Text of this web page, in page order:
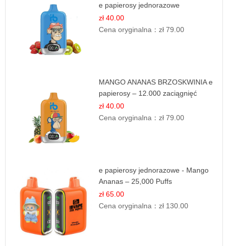
e papierosy jednorazowe
zł 40.00
Cena oryginalna：zł 79.00
MANGO ANANAS BRZOSKWINIA e
papierosy – 12.000 zaciągnięć
zł 40.00
Cena oryginalna：zł 79.00
e papierosy jednorazowe - Mango
Ananas – 25,000 Puffs
zł 65.00
Cena oryginalna：zł 130.00